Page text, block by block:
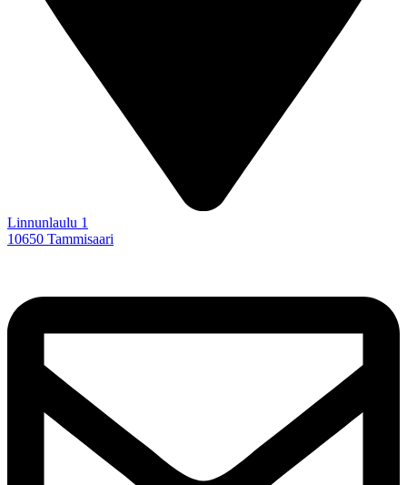
Linnunlaulu 1
10650 Tammisaari